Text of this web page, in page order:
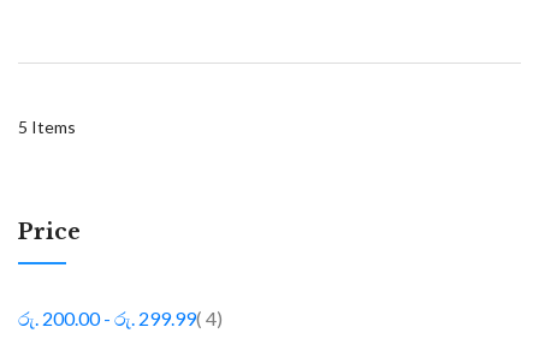
5 Items
Price
රු. 200.00- රු. 299.99 4item